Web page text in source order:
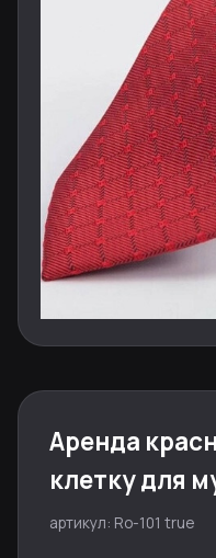
Аренда
клетку для
артикул: Ro-101 true